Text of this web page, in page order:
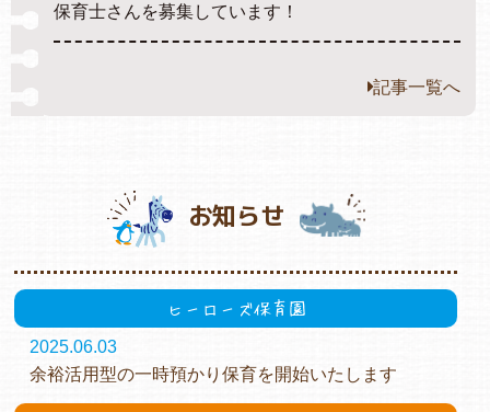
保育士さんを募集しています！
記事一覧へ
お知らせ
ヒーローズ保育園
2025.06.03
余裕活用型の一時預かり保育を開始いたします